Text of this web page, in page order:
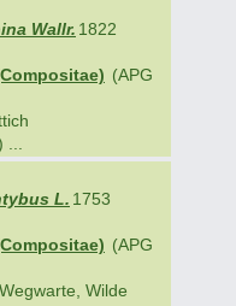
Wallr. 1822
(APG
L. 1753
(APG
Wilde